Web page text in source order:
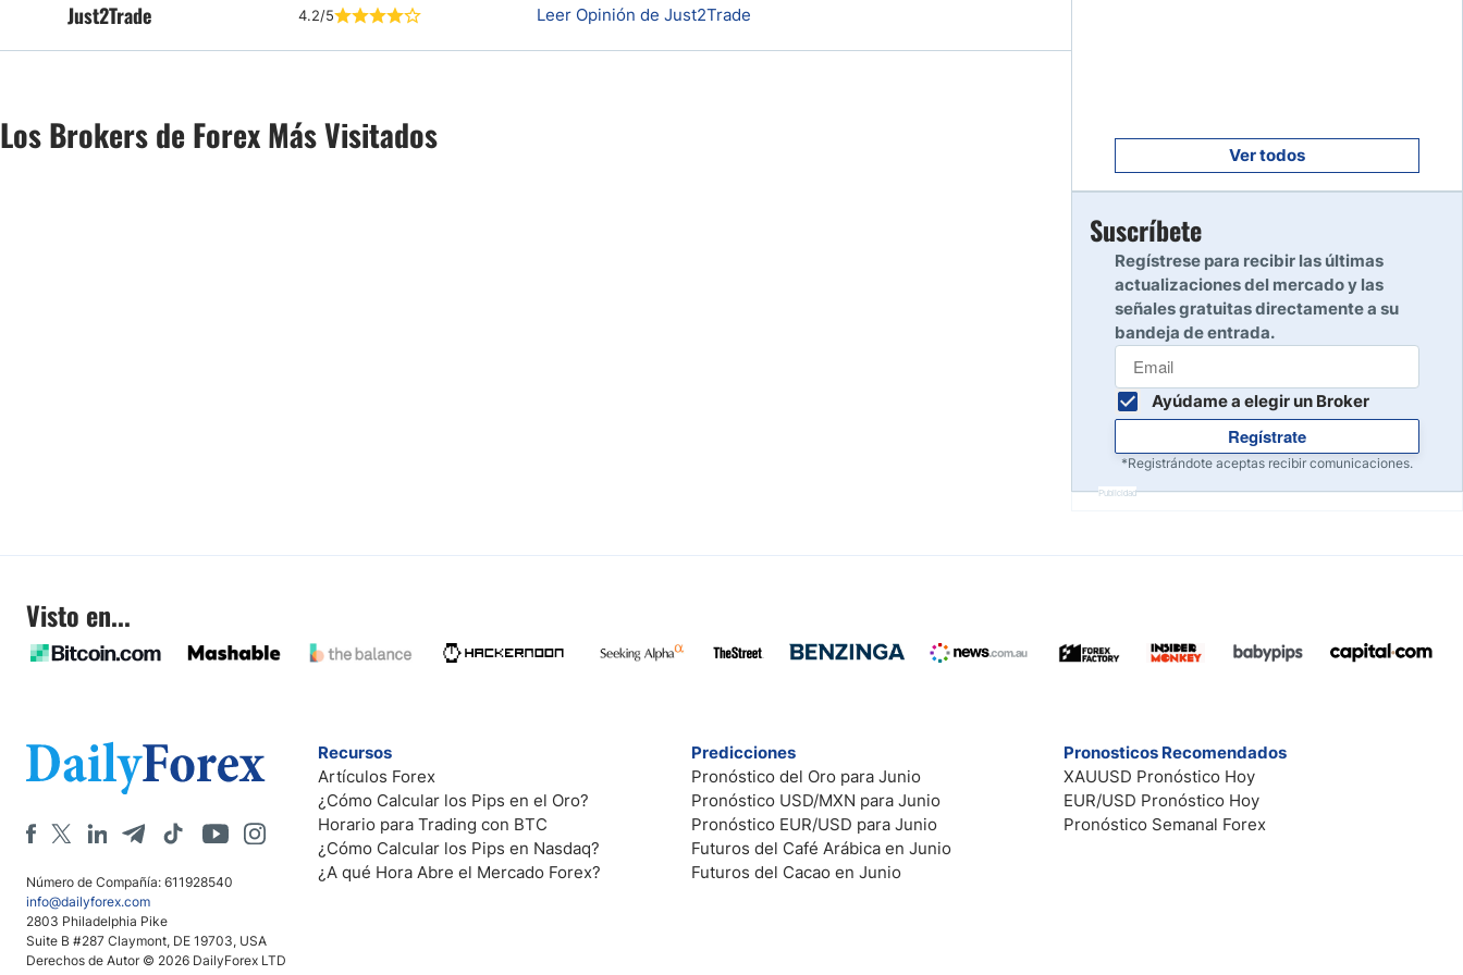
Just2Trade 4.2/5 Leer Opinión de Just2Trade
Los Brokers de Forex Más Visitados Leer reseña
10
Ver todos
Suscríbete
Regístrese para recibir las últimas
actualizaciones del mercado y las
señales gratuitas directamente a su
bandeja de entrada.
Ayúdame a elegir un Broker
Regístrate
*Registrándote aceptas recibir comunicaciones.
Publicidad
Visto en...
Número de Compañía: 611928540
info@dailyforex.com
2803 Philadelphia Pike
Suite B #287 Claymont, DE 19703, USA
Derechos de Autor © 2026 DailyForex LTD
Recursos
Artículos Forex
¿Cómo Calcular los Pips en el Oro?
Horario para Trading con BTC
¿Cómo Calcular los Pips en Nasdaq?
¿A qué Hora Abre el Mercado Forex?
Predicciones
Pronóstico del Oro para Junio
Pronóstico USD/MXN para Junio
Pronóstico EUR/USD para Junio
Futuros del Café Arábica en Junio
Futuros del Cacao en Junio
Pronosticos Recomendados
XAUUSD Pronóstico Hoy
EUR/USD Pronóstico Hoy
Pronóstico Semanal Forex